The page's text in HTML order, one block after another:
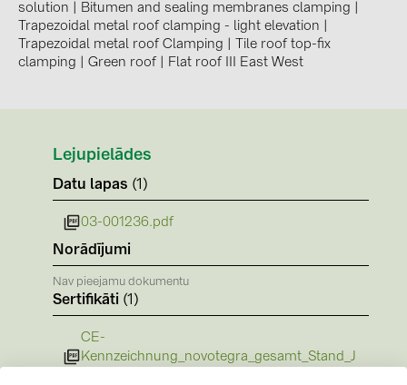
BAKS (51)
BUDMAT (6)
GROMTOR (32)
GoodWe (44)
HUAWEI (51)
JAsolar (6)
JINKO (1)
LEADER (6)
LONGi Solar (5)
NOVOTEGRA (315)
solution
Bitumen and sealing membranes clamping
Trapezoidal metal roof clamping - light elevation
Trapezoidal metal roof Clamping
Tile roof top-fix
clamping
Green roof Flat roof III East West
Lejupielādes
Datu lapas (1)
03-001236.pdf
Norādījumi
Nav pieejamu dokumentu
Sertifikāti (1)
CE-
Kennzeichnung_novotegra_gesamt_Stand_J